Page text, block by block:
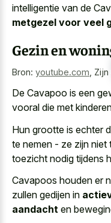
intelligentie van de
metgezel voor veel
Gezin en
Bron: youtube.com
De Cavapoo is een
vooral die met
Hun grootte is echter
te nemen - ze zijn niet
toezicht nodig tijdens
Cavapoos houden er
zullen gedijen in
aandacht en